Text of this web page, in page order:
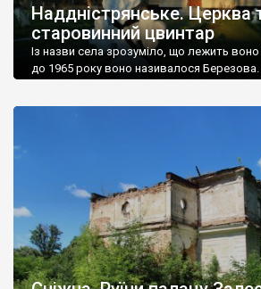
Наддністрянське. Церква
старовинний цвинтар
Із назви села зрозуміло, що лежить
до 1965 року воно називалося Березова.
Наддністрянське відрізняється від
сіл. У селі є мурована Михайлівська